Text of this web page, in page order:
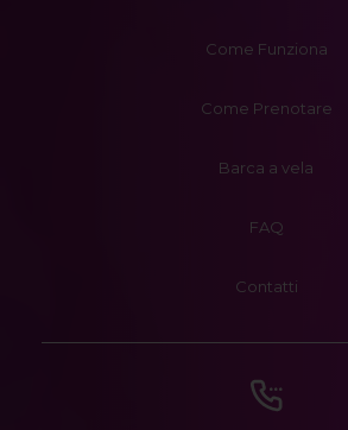
Come Funziona
Come Prenotare
Barca a vela
FAQ
Contatti